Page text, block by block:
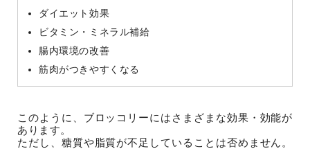
ダイエット効果
ビタミン・ミネラル補給
腸内環境の改善
筋肉がつきやすくなる
このように、ブロッコリーにはさまざまな効果・効能が
あります。
ただし、糖質や脂質が不足していることは否めません。